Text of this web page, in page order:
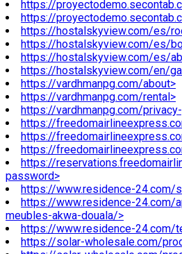
https://
https://
https://hostalskyview.com/es/
https://hostalskyview.com/es/
https://hostalskyview.com/es/
https://hostalskyview.com/en/
https://vardhmanpg.com/about>
https://vardhmanpg.com/rental>
https://vardhmanpg.com/
https://
https://
https://
https://
password>
https://www.residence-24.com/
https://www.residence-24.com/
meubles-akwa-douala/>
https://www.residence-24.com/
https://solar-wholesale.com/